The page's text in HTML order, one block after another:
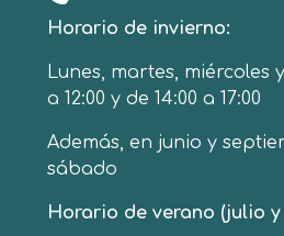
Horario de invierno:
Lunes, martes, miércoles
a 12:00 y de 14:00 a 17:00
Además, en junio y
sábado
Horario de verano (julio